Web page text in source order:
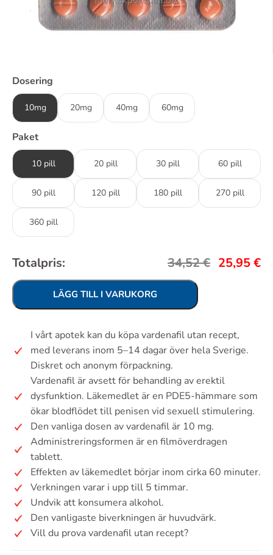
Dosering
10mg 20mg 40mg 60mg
Paket
10 pill 20 pill 30 pill 60 pill
90 pill 120 pill 180 pill 270 pill
360 pill
Totalpris: 34,52€ 25,95€
LÄGG TILL I VARUKORG
I vårt apotek kan du köpa vardenafil utan recept,
med leverans inom 5–14 dagar över hela Sverige.
Diskret och anonym förpackning.
Vardenafil är avsett för behandling av erektil
dysfunktion. Läkemedlet är en PDE5-hämmare som
ökar blodflödet till penisen vid sexuell stimulering.
Den vanliga dosen av vardenafil är 10 mg.
Administreringsformen är en filmöverdragen
tablett.
Effekten av läkemedlet börjar inom cirka 60 minuter.
Verkningen varar i upp till 5 timmar.
Undvik att konsumera alkohol.
Den vanligaste biverkningen är huvudvärk.
Vill du prova vardenafil utan recept?